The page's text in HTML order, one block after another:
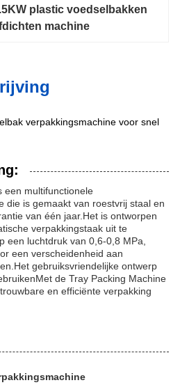
plastic voedselbakken
machine
verpakkingsmachine voor snel
een multifunctionele
die is gemaakt van roestvrij staal en
van één jaar.Het is ontworpen
verpakkingstaak uit te
een luchtdruk van 0,6-0,8 MPa,
een verscheidenheid aan
gebruiksvriendelijke ontwerp
de Tray Packing Machine
en efficiënte verpakking